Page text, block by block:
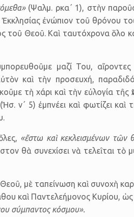
(Ψαλμ. ρκα΄ 1), στὴν
ἐνώπιον τοῦ θρόνου
Θεοῦ. Καὶ ταυτόχρονα ὅλο
μαζί Του,
καὶ τὴν προσευχή,
τὴ χάρι καὶ τὴν εὐλογία
ν΄ 5) ἐμπνέει καὶ φωτίζει καὶ
«ἔστω καὶ κεκλεισμένων
θὰ συνεχίσει νὰ τελεῖται τὸ
μὲ ταπείνωση καὶ συνοχὴ
καὶ Παντε­λεήμονος Κυρίου,
σύμπαντος κόσμου».